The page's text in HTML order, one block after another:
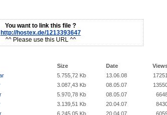
You want to link this file ?
http://hostex.de/1213393647
^^ Please use this URL ^^
Size Date
5.755,72 Kb 13.06.08
17251
3.087,43 Kb 08.05.07
5.970,78 Kb 08.05.07
3.139,51 Kb 20.04.07
6.245,05 Kb 20.04.07